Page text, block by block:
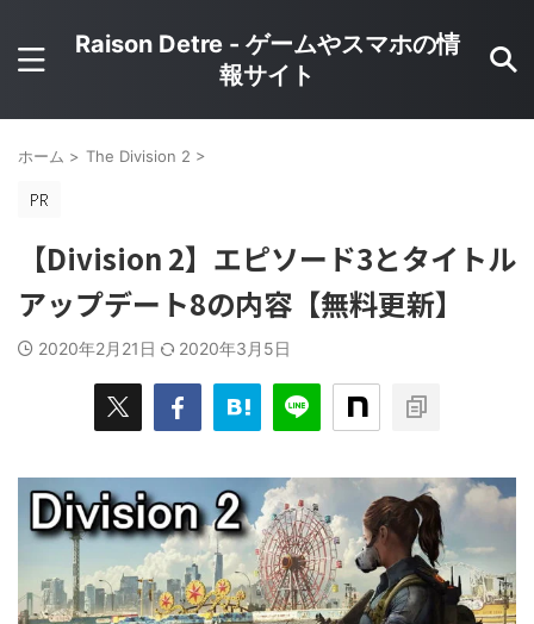
Raison Detre - ゲームやスマホの情
報サイト
ホーム > The Division 2 >
【Division 2】エピソード3とタイトル
アップデート8の内容【無料更新】
2020年2月21日 2020年3月5日